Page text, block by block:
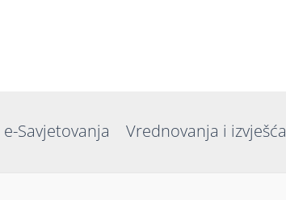
e-Savjetovanja Vrednovanja i izvješća